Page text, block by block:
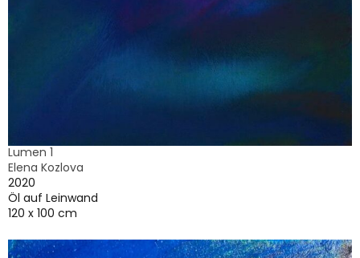
Lumen 1
Elena Kozlova
2020
Öl auf Leinwand
120 x 100 cm